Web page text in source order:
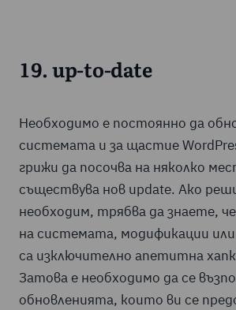
19. up-to-date
Необходимо е постоянно да
системата и за щастие
грижи да посочва на няколко
съществува нов update. Ако
необходим, трябва да знаете,
на системата, модификации
са изключително апетитна
Затова е необходимо да се
обновленията, които ви се